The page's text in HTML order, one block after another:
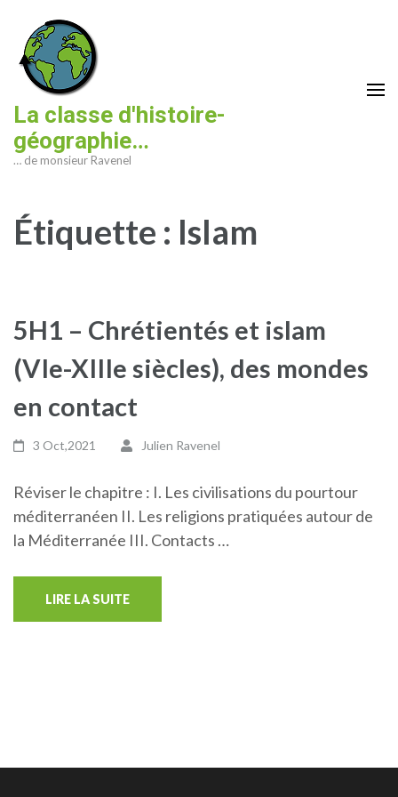
contenu
(Pressez
Entrée)
La classe d'histoire-
géographie…
… de monsieur Ravenel
Étiquette : Islam
5H1 – Chrétientés et islam
(VIe-XIIIe siècles), des mondes
en contact
3 Oct,2021 Julien Ravenel
Réviser le chapitre : I. Les civilisations du pourtour
méditerranéen II. Les religions pratiquées autour de
la Méditerranée III. Contacts …
LIRE LA SUITE